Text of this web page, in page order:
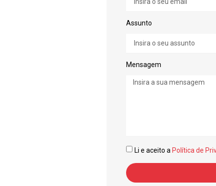
Assunto
Mensagem
Li e aceito a Política de